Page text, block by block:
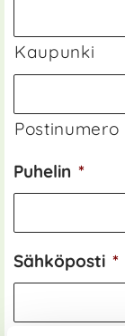
Kaupunki
Postinumero
Puhelin *
Sähköposti *